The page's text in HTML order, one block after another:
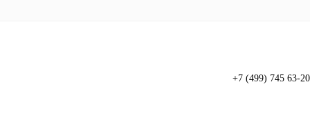
+7 (499) 745 63-20